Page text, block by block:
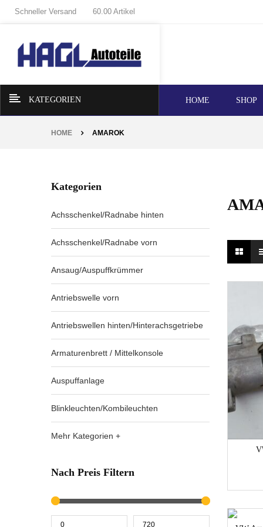
Schneller Versand 60.00 Artikel
KATEGORIEN HOME SHOP
HOME AMAROK
Kategorien
Achsschenkel/Radnabe hinten
Achsschenkel/Radnabe vorn
Ansaug/Auspuffkrümmer
Antriebswelle vorn
Antriebswellen hinten/Hinterachsgetriebe
Armaturenbrett / Mittelkonsole
Auspuffanlage
Blinkleuchten/Kombileuchten
Mehr Kategorien +
Nach Preis Filtern